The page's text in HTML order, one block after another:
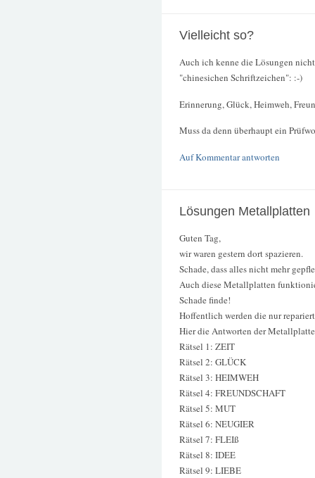
Vielleicht so?
Auch ich kenne die Lösungen
"chinesichen Schriftzeichen": :-)
Erinnerung, Glück, Heimweh,
Muss da denn überhaupt ein
Auf Kommentar antworten
Lösungen Metallplatten
Guten Tag,
wir waren gestern dort spazieren.
Schade, dass alles nicht mehr
Auch diese Metallplatten
Schade finde!
Hoffentlich werden die nur
Hier die Antworten der
Rätsel 1: ZEIT
Rätsel 2: GLÜCK
Rätsel 3: HEIMWEH
Rätsel 4: FREUNDSCHAFT
Rätsel 5: MUT
Rätsel 6: NEUGIER
Rätsel 7: FLEIß
Rätsel 8: IDEE
Rätsel 9: LIEBE